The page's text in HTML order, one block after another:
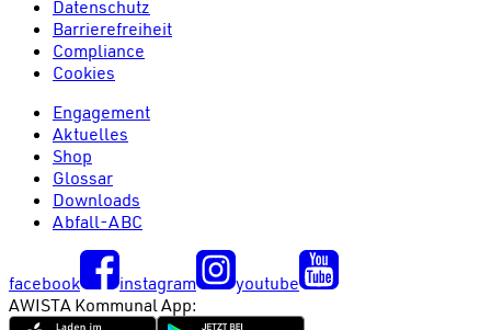
Datenschutz
Barrierefreiheit
Compliance
Cookies
Engagement
Aktuelles
Shop
Glossar
Downloads
Abfall-ABC
facebook instagram
youtube
AWISTA Kommunal App: